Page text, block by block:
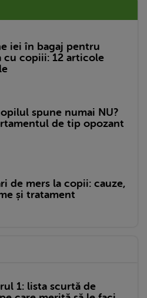
iei în bagaj pentru
cu copiii: 12 articole
spune numai NU?
de tip opozant
de mers la copii: cauze,
și tratament
1: lista scurtă de